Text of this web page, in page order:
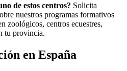
de estos centros? Solicita
nuestros programas formativos
zoológicos, centros ecuestres,
tu provincia.
en España